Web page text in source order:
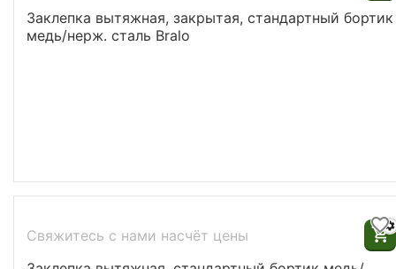
Заклепка вытяжная, закрытая, стандартный бортик
медь/нерж. сталь Bralo
Свяжитесь с нами насчёт цены